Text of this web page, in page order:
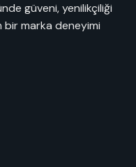
güveni, yenilikçiliği
bir marka deneyimi